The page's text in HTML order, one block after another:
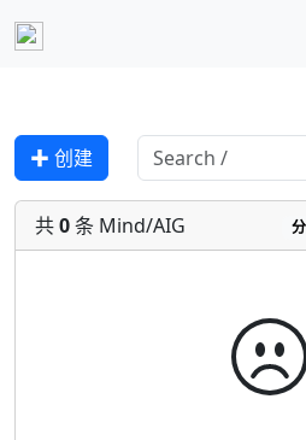
✚ 创建
共0条 Mind/AIG